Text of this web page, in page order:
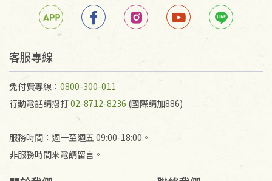
若未保持原包裝方式或未使用原箱退回，導致書籍有
任何折損、磨損、污損或凹角，將不接受退貨，也不
予以退費。
不接受退貨之手抄稿，為敬重法寶故，里仁網購無法
代為結緣處理等。 若需將手抄稿寄還給消費者，因而
產生的運費100元/箱將由消費者負擔。
客服專線
免付費專線： 0800-300-011
行動電話請撥打02-8712-8236 (國際請加886)
服務時間：週一至週五 09:00-18:00。
非服務時間來電請留言。